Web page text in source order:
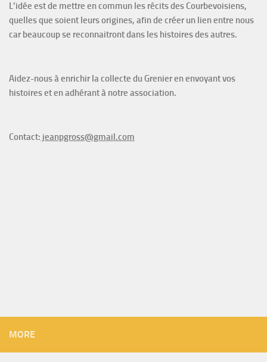
L’idée est de mettre en commun les récits des Courbevoisiens,
quelles que soient leurs origines, afin de créer un lien entre nous
car beaucoup se reconnaitront dans les histoires des autres.
Aidez-nous à enrichir la collecte du Grenier en envoyant vos
histoires et en adhérant à notre association.
Contact: jeanpgross@gmail.com
MORE